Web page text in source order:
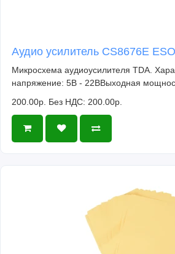
Аудио усилитель CS8676E
Микросхема аудиоусилителя TDA.
напряжение: 5В - 22ВВыходная
200.00р. Без НДС: 200.00р.